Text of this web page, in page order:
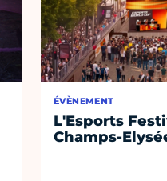
ÉVÈNEMENT
L'Esports
Champs-